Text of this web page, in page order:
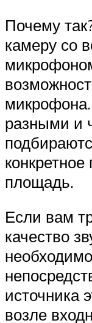
Почему
камеру со
разными и
площадь.
Если вам
качество
источника
возле